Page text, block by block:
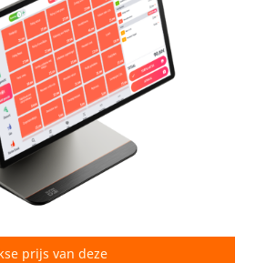
prijs van deze